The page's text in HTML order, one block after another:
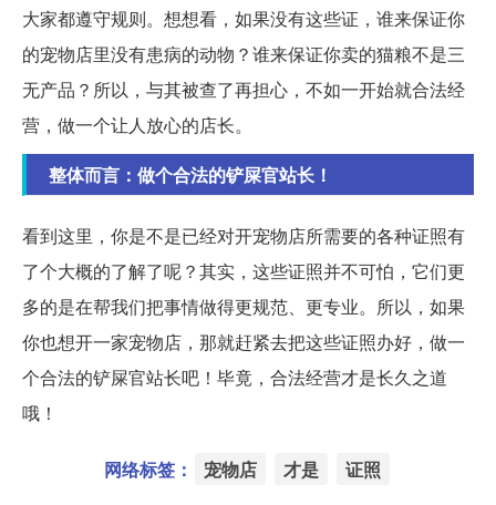
大家都遵守规则。想想看，如果没有这些证，谁来保证你
的宠物店里没有患病的动物？谁来保证你卖的猫粮不是三
无产品？所以，与其被查了再担心，不如一开始就合法经
营，做一个让人放心的店长。
整体而言：做个合法的铲屎官站长！
看到这里，你是不是已经对开宠物店所需要的各种证照有
了个大概的了解了呢？其实，这些证照并不可怕，它们更
多的是在帮我们把事情做得更规范、更专业。所以，如果
你也想开一家宠物店，那就赶紧去把这些证照办好，做一
个合法的铲屎官站长吧！毕竟，合法经营才是长久之道
哦！
网络标签： 宠物店 才是 证照